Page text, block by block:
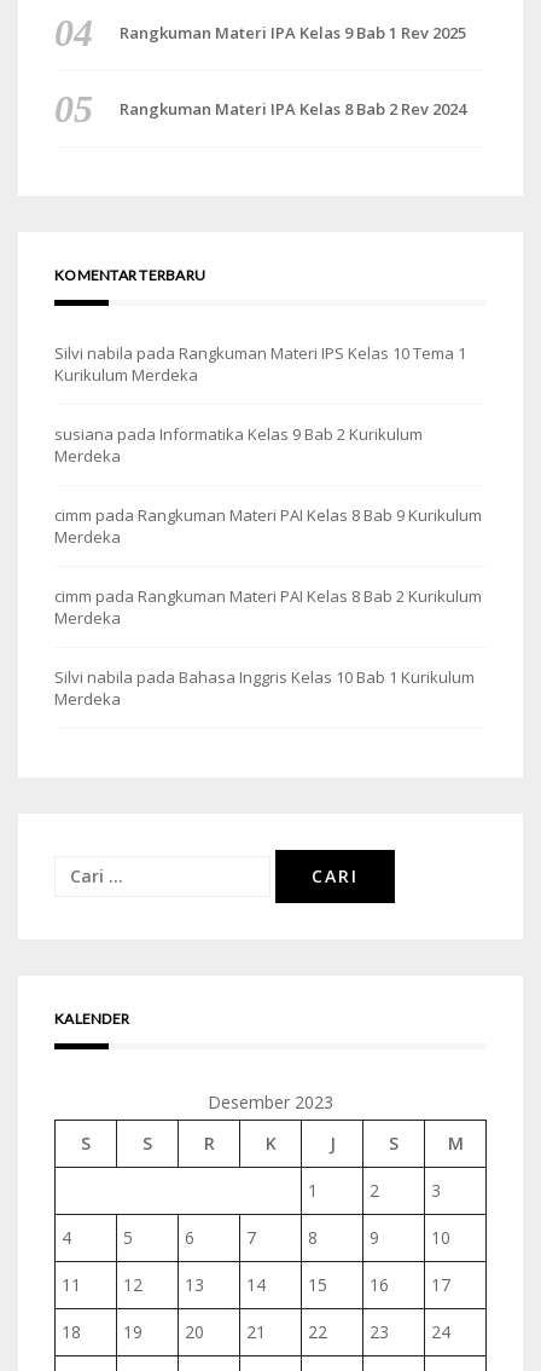
Rangkuman Materi IPA Kelas 9 Bab 1 Rev 2025
Rangkuman Materi IPA Kelas 8 Bab 2 Rev 2024
KOMENTAR TERBARU
Silvi nabila pada Rangkuman Materi IPS Kelas 10 Tema 1
Kurikulum Merdeka
susiana pada Informatika Kelas 9 Bab 2 Kurikulum
Merdeka
cimm pada Rangkuman Materi PAI Kelas 8 Bab 9 Kurikulum
Merdeka
cimm pada Rangkuman Materi PAI Kelas 8 Bab 2 Kurikulum
Merdeka
Silvi nabila pada Bahasa Inggris Kelas 10 Bab 1 Kurikulum
Merdeka
Cari
KALENDER
Desember 2023
S
S R K J S M
1 2 3
4 5 6 7 8 9 10
11 12 13 14 15 16 17
18 19 20 21 22 23 24